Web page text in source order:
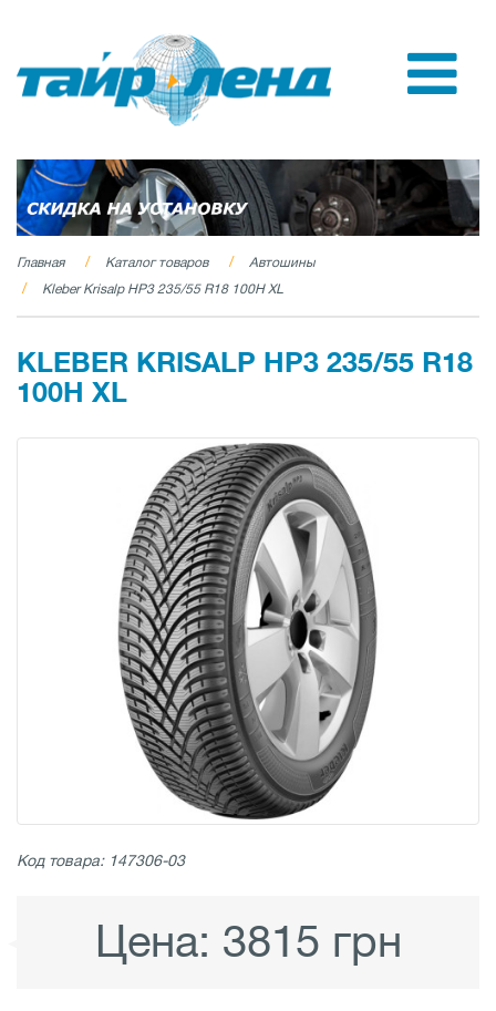
Главная Каталог товаров
Автошины
Kleber Krisalp HP3 235/55 R18 100H XL
KLEBER KRISALP HP3 235/55 R18
100H XL
Код товара: 147306-03
Цена: 3815 грн